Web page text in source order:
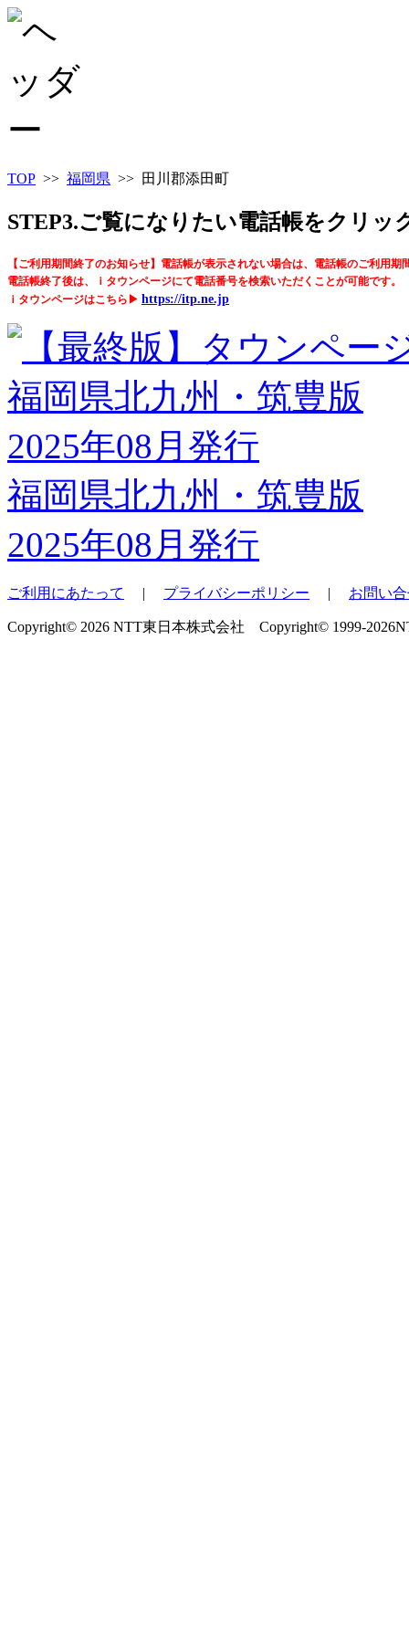
TOP >> 福岡県 >> 田川郡添田町
STEP3.ご覧になりたい電話帳をクリッ
【ご利用期間終了のお知らせ】電話帳が表示されない場合は、電話帳のご利用期
電話帳終了後は、ｉタウンページにて電話番号を検索いただくことが可能です。
ｉタウンページはこちら▶ https://itp.ne.jp
福岡県北九州・筑豊版
2025年08月発行
ご利用にあたって | プライバシーポリシー | お問い
Copyright© 2026 NTT東日本株式会社 Copyright© 1999-